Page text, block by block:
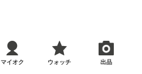
マイオク ウォッチ 出品